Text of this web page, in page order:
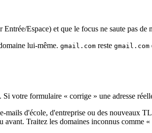
Espace) et que le focus ne saute pas de
lui‑même. gmail.com reste gmail.com
votre formulaire « corrige » une adresse
d'école, d'entreprise ou des nouveaux
Traitez les domaines inconnus comme